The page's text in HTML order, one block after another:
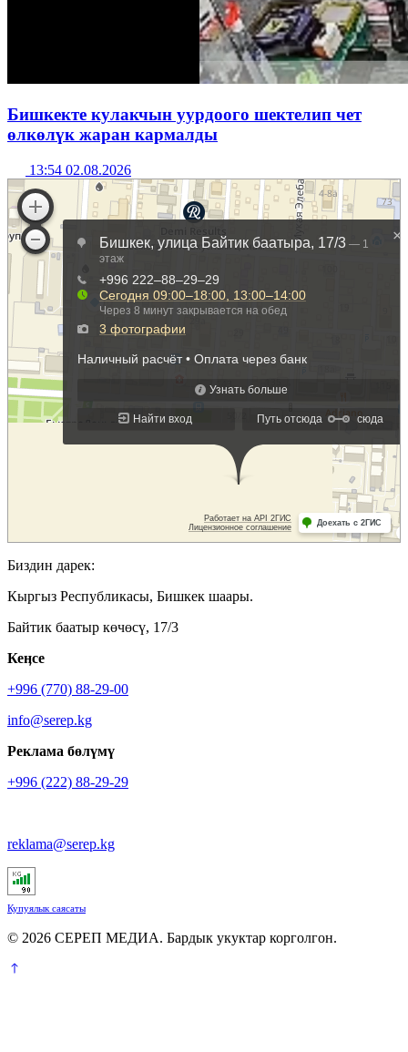
Бишкекте кулакчын уурдоого шектелип чет
өлкөлүк жаран кармалды
13:54 02.08.2026
Биздин дарек:
Кыргыз Республикасы, Бишкек шаары.
Байтик баатыр көчөсү, 17/3
Кеӊсе
+996 (770) 88-29-00
info@serep.kg
Реклама бөлүмү
+996 (222) 88-29-29
reklama@serep.kg
Купуялык саясаты
© 2026 СЕРЕП МЕДИА. Бардык укуктар корголгон.